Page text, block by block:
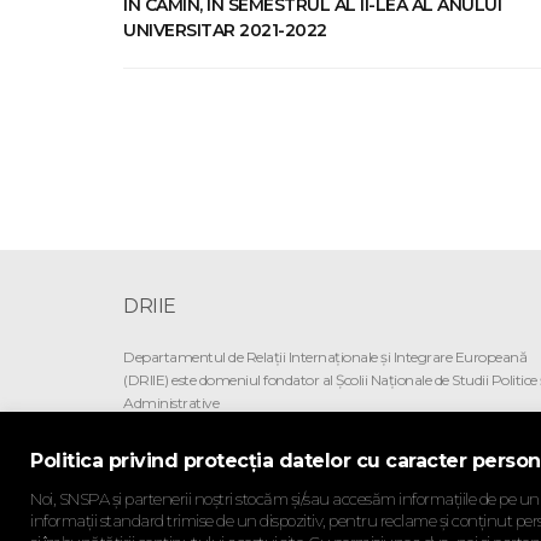
ÎN CĂMIN, ÎN SEMESTRUL AL II-LEA AL ANULUI
UNIVERSITAR 2021-2022
DRIIE
Departamentul de Relaţii Internaţionale şi Integrare Europeană
(DRIIE) este domeniul fondator al Şcolii Naţionale de Studii Politice
Administrative
SNSPA.RO
Politica privind protecția datelor cu caracter
Noi, SNSPA și partenerii noștri stocăm și/sau accesăm informațiile de pe
informații standard trimise de un dispozitiv, pentru reclame și conținut